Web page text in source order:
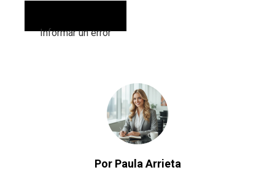
Informar un error
Por Paula Arrieta